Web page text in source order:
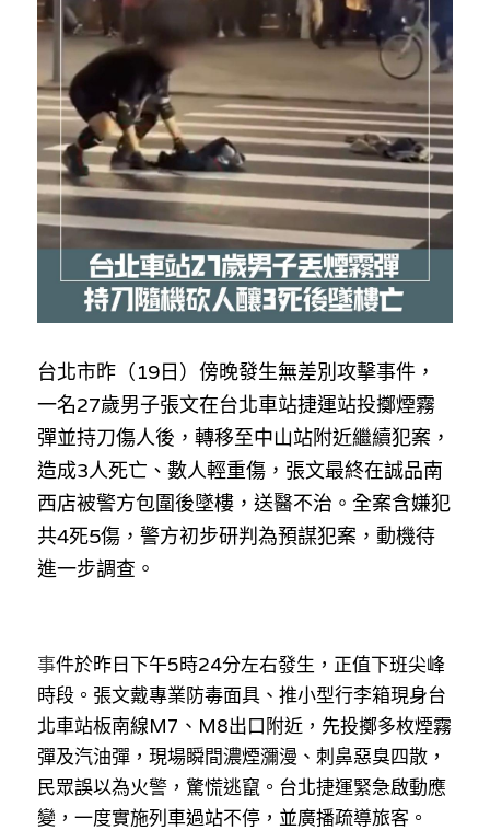
記錄．宏福苑火災
娛樂
反華推手你要知
反華推手懶人包
民主派騙案十式
反華推手起底
美西霸凌內幕
美西極權主義
真相直擊
極端暴恐實錄
KOL 專欄
林淑芳專欄
屈穎妍專欄
朱庭萱專欄
莫綺琪專欄
黃萬成專欄
招國偉專欄
高松傑專欄
林伯強專欄
馮煒光專欄
KOL 精選
大衛sir專欄
曾子晴 - 晴深直說
絕密法庭檔案
醫院口岸爆炸案
屠龍小隊案
黎智英案審訊
支聯會案
35+顛覆案
生活
吃喝玩指南
休閒好介紹
親子
花生仔漫畫週記
關於我們
人才招聘
投稿熱線
商戶合作
支持讚助
條款及細則
關於我們
搜索
繁體中文
繁體中文
English
台北市昨（19日）傍晚發生無差別攻擊事件，
一名27歲男子張文在台北車站捷運站投擲煙霧
彈並持刀傷人後，轉移至中山站附近繼續犯案，
造成3人死亡、數人輕重傷，張文最終在誠品南
西店被警方包圍後墜樓，送醫不治。全案含嫌犯
共4死5傷，警方初步研判為預謀犯案，動機待
進一步調查。
事件於昨日下午5時24分左右發生，正值下班尖峰
時段。張文戴專業防毒面具、推小型行李箱現身台
北車站板南線M7、M8出口附近，先投擲多枚煙霧
彈及汽油彈，現場瞬間濃煙瀰漫、刺鼻惡臭四散，
民眾誤以為火警，驚慌逃竄。台北捷運緊急啟動應
變，一度實施列車過站不停，並廣播疏導旅客。